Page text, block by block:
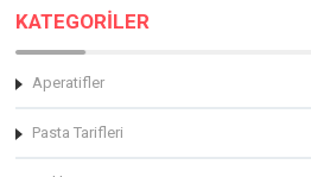
KATEGORİLER
Aperatifler
Pasta Tarifleri